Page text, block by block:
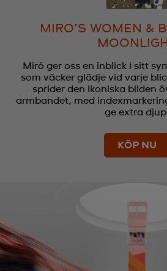
MIRO’S WOMEN &
Miró ger oss en inblick i sitt
som väcker glädje vid varje
sprider den ikoniska bilden
armbandet, med
ge extra
KÖP NU